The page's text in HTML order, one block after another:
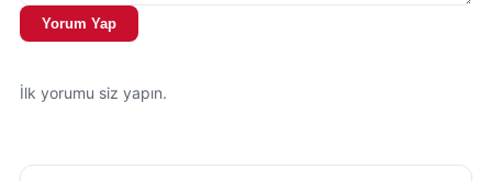
Yorum Yap
İlk yorumu siz yapın.